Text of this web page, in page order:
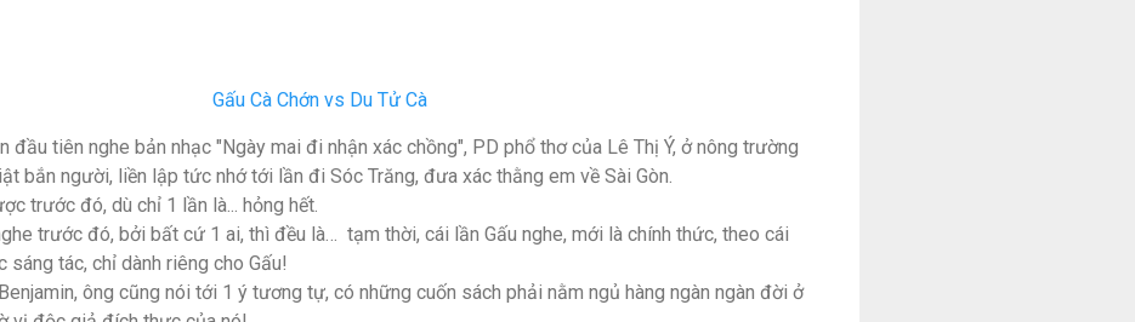
Gấu Cà Chớn vs Du Tử Cà
đầu tiên nghe bản nhạc "Ngày mai đi nhận xác chồng", PD phổ thơ của Lê Thị Ý, ở nông trường
bắn người, liền lập tức nhớ tới lần đi Sóc Trăng, đưa xác thằng em về Sài Gòn.
trước đó, dù chỉ 1 lần là... hỏng hết.
trước đó, bởi bất cứ 1 ai, thì đều là… tạm thời, cái lần Gấu nghe, mới là chính thức, theo cái
sáng tác, chỉ dành riêng cho Gấu!
ông cũng nói tới 1 ý tương tự, có những cuốn sách phải nằm ngủ hàng ngàn ngàn đời ở